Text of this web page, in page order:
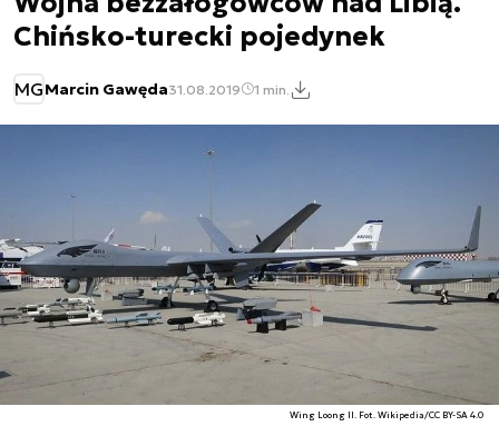
Chińsko-turecki pojedynek
MGMarcin Gawęda31.08.2019 1 min.
Wing Loong II. Fot. Wikipedia/CC BY-SA 4.0